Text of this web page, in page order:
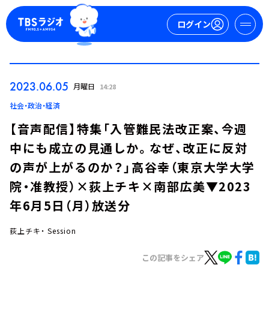
ログイン
週間番組表
2023.06.05 月曜日 14:28
社会・政治・経済
【音声配信】特集「入管難民法改正案、今週
中にも成立の見通しか。なぜ、改正に反対
の声が上がるのか？」高谷幸（東京大学大学
院・准教授）×荻上チキ×南部広美▼2023
年6月5日（月）放送分
荻上チキ・ Session
この記事をシェア